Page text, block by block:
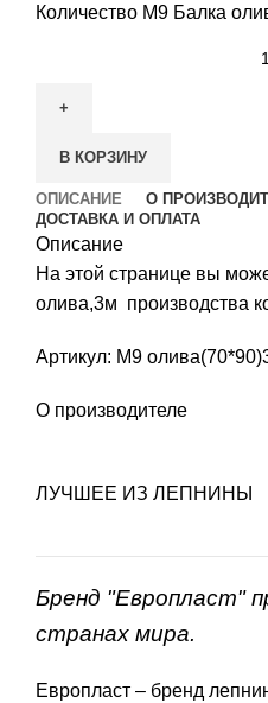
Количество М9 Балка
В КОРЗИНУ
ОПИСАНИЕ О
ДОСТАВКА И ОПЛАТА
Описание
На этой странице вы
олива,3м производства
Артикул: М9
О производителе
ЛУЧШЕЕ ИЗ ЛЕПНИНЫ
Бренд "Европласт"
странах мира.
Европласт – бренд